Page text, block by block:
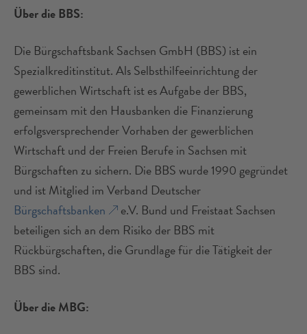
Über die BBS:
Die Bürgschaftsbank Sachsen GmbH (BBS) ist ein
Spezialkreditinstitut. Als Selbsthilfeeinrichtung der
gewerblichen Wirtschaft ist es Aufgabe der BBS,
gemeinsam mit den Hausbanken die Finanzierung
erfolgsversprechender Vorhaben der gewerblichen
Wirtschaft und der Freien Berufe in Sachsen mit
Bürgschaften zu sichern. Die BBS wurde 1990 gegründet
und ist Mitglied im Verband Deutscher
Bürgschaftsbanken
e.V. Bund und Freistaat Sachsen
beteiligen sich an dem Risiko der BBS mit
Rückbürgschaften, die Grundlage für die Tätigkeit der
BBS sind.
Über die MBG: